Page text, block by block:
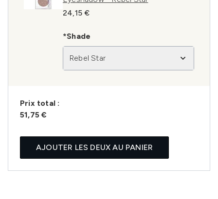
24,15 €
*Shade
Rebel Star
Prix ​​total :
51,75 €
AJOUTER LES DEUX AU PANIER